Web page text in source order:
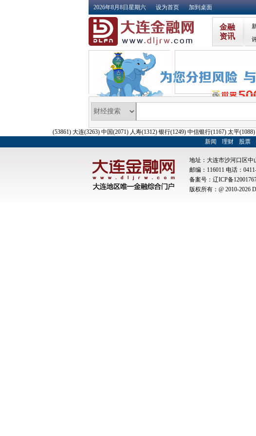
2026年8月8日星期六 设为首页 加到桌面
金融
资讯
(53861) 大连(3263) 中国(2071) 人寿(1312) 银行(1249) 中信银行(1167) 太平(1088)
新闻
理财 股票
地址：大连市沙河口区中
邮编：116011 电话：
备案号： 辽ICP备
版权所有：@ 2010-2026